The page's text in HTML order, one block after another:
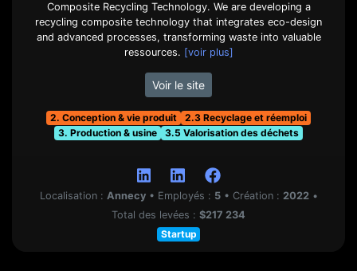
Composite Recycling Technology. We are developing a
recycling composite technology that integrates eco-design
and advanced processes, transforming waste into valuable
ressources. [voir plus]
Voir le site
2. Conception & vie produit
2.3 Recyclage et réemploi
3. Production & usine
3.5 Valorisation des déchets
Localisation : Annecy • Employés : 5 • Création : 2022 •
Total des levées : $217 234
Startup